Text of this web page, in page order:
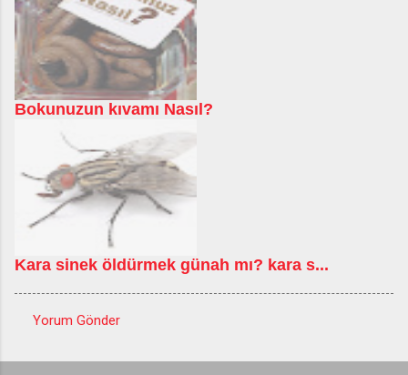
Bokunuzun kıvamı Nasıl?
Kara sinek öldürmek günah mı? kara s...
o
Yorum Gönder